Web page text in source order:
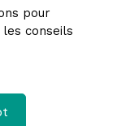
pour
conseils